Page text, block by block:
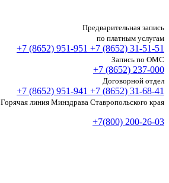
Предварительная запись
по платным услугам
+7 (8652) 951-951 +7 (8652) 31-51-51
Запись по ОМС
+7 (8652) 237-000
Договорной отдел
+7 (8652) 951-941 +7 (8652) 31-68-41
Горячая линия Минздрава Ставропольского края
+7(800) 200-26-03